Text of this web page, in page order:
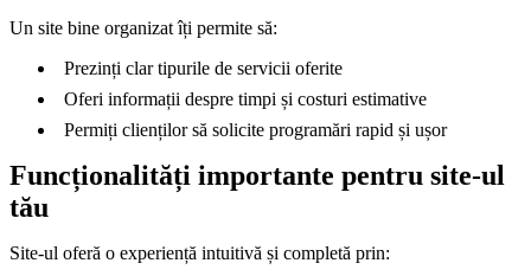
Un site bine organizat îți permite să:
Prezinți clar tipurile de servicii oferite
Oferi informații despre timpi și costuri estimative
Permiți clienților să solicite programări rapid și ușor
Funcționalități importante pentru site-ul
tău
Site-ul oferă o experiență intuitivă și completă prin: